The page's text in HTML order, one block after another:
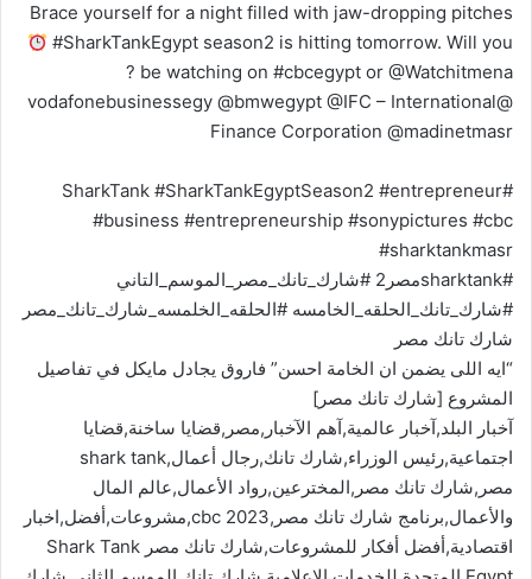
Brace yourself for a night filled with jaw-dropping pitches
#SharkTankEgypt season2 is hitting tomorrow. Will you
be watching on #cbcegypt or @Watchitmena ?
@vodafonebusinessegy @bmwegypt @IFC – International
Finance Corporation @madinetmasr
#SharkTank #SharkTankEgyptSeason2 #entrepreneur
#business #entrepreneurship #sonypictures #cbc
#sharktankmasr
#sharktankمصر2 #شارك_تانك_مصر_الموسم_التاني
#شارك_تانك_الحلقه_الخامسه #الحلقه_الخلمسه_شارك_تانك_مصر
شارك تانك مصر
“ايه اللى يضمن ان الخامة احسن” فاروق يجادل مايكل في تفاصيل
المشروع [شارك تانك مصر]
آخبار البلد,آخبار عالمية,آهم الآخبار,مصر,قضايا ساخنة,قضايا
اجتماعية,رئيس الوزراء,شارك تانك,رجال أعمال,shark tank
مصر,شارك تانك مصر,المخترعين,رواد الأعمال,عالم المال
والأعمال,برنامج شارك تانك مصر,cbc 2023,مشروعات,أفضل,اخبار
اقتصادية,أفضل أفكار للمشروعات,شارك تانك مصر Shark Tank